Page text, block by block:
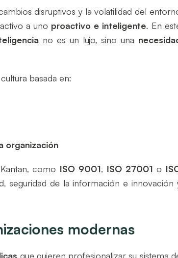
disruptivos y la volatilidad del
a uno proactivo e inteligente. En
no es un lujo, sino una
basada en:
organización
como ISO 9001, ISO 27001 o
seguridad de la información e innovación
modernas
que quieren profesionalizar su sistema